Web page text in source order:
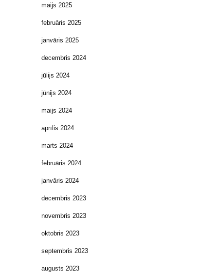
maijs 2025
februāris 2025
janvāris 2025
decembris 2024
jūlijs 2024
jūnijs 2024
maijs 2024
aprīlis 2024
marts 2024
februāris 2024
janvāris 2024
decembris 2023
novembris 2023
oktobris 2023
septembris 2023
augusts 2023